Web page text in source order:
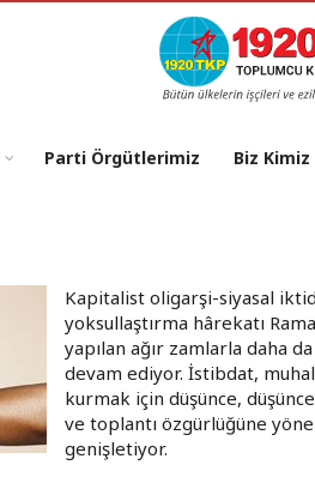
Parti Örgütlerimiz Biz Kimiz
Kapitalist oligarşi-siyasal
yoksullaştırma hârekatı
yapılan ağır zamlarla daha
devam ediyor. İstibdat,
kurmak için düşünce,
ve toplantı özgürlüğüne
genişletiyor.